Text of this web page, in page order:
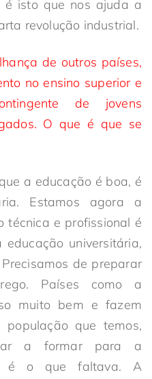
é isto que nos ajuda a
revolução industrial.
de outros países,
no ensino superior e
de jovens
O que é que se
a educação é boa, é
Estamos agora a
técnica e profissional é
universitária,
de preparar
Países como a
muito bem e fazem
que temos,
a formar para a
é o que faltava. A